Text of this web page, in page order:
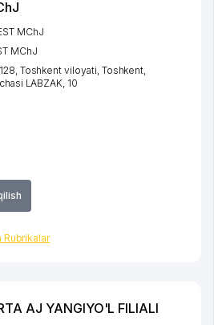
MChJ
MChJ
Toshkent viloyati, Toshkent,
LABZAK, 10
AJ YANGIYO'L FILIALI